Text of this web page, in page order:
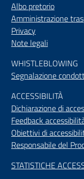
Albo pretorio
Amministrazione
Privacy
Note legali
WHISTLEBLOWING
Segnalazione
ACCESSIBILITÀ
Dichiarazione di
Feedback
Obiettivi di
Responsabile del
STATISTICHE